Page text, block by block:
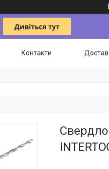
Контакти